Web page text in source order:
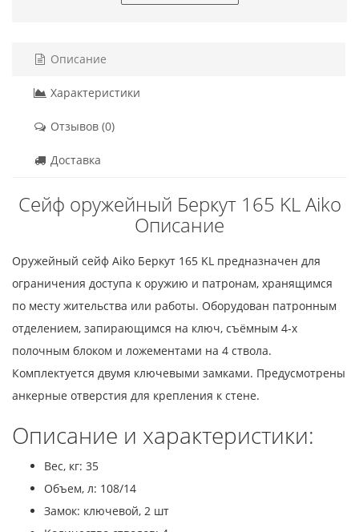
Описание
Характеристики
Отзывов (0)
Доставка
Сейф оружейный Беркут 165 KL Aiko
Описание
Оружейный сейф Aiko Беркут 165 KL предназначен для
ограничения доступа к оружию и патронам, хранящимся
по месту жительства или работы. Оборудован патронным
отделением, запирающимся на ключ, съёмным 4-х
полочным блоком и ложементами на 4 ствола.
Комплектуется двумя ключевыми замками. Предусмотрены
анкерные отверстия для крепления к стене.
Описание и характеристики:
Вес, кг: 35
Объем, л: 108/14
Замок: ключевой, 2 шт